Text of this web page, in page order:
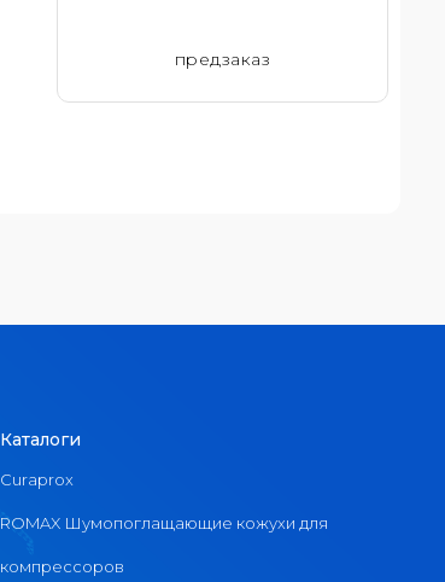
предзаказ
Каталоги
Curaprox
ROMAX Шумопоглащающие кожухи для
компрессоров